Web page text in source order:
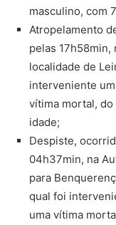
masculino, com
Atropelamento
pelas 17h58min,
localidade de
interveniente
vítima mortal,
idade;
Despiste,
04h37min, na
para
qual foi
uma vítima